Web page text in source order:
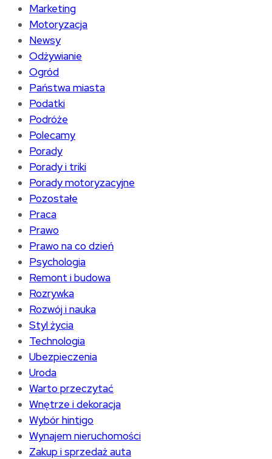
Marketing
Motoryzacja
Newsy
Odżywianie
Ogród
Państwa miasta
Podatki
Podróże
Polecamy
Porady
Porady i triki
Porady motoryzacyjne
Pozostałe
Praca
Prawo
Prawo na co dzień
Psychologia
Remont i budowa
Rozrywka
Rozwój i nauka
Styl życia
Technologia
Ubezpieczenia
Uroda
Warto przeczytać
Wnętrze i dekoracja
Wybór hintigo
Wynajem nieruchomości
Zakup i sprzedaż auta